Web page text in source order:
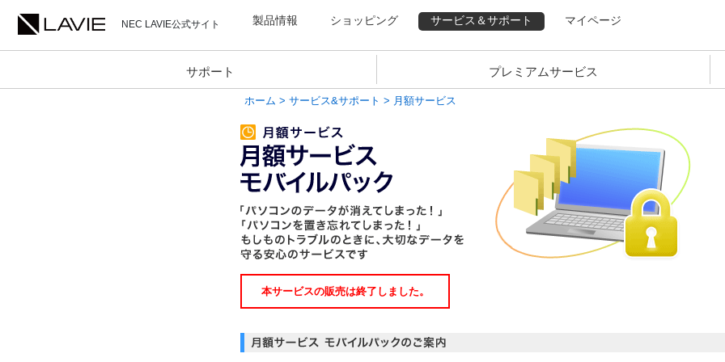
NEC LAVIE公式サイト 製品情報 ショッピング サービス＆サポート マイページ
サポート プレミアムサービス
ホーム > サービス&サポート > 月額サービス
本サービスの販売は終了しました。